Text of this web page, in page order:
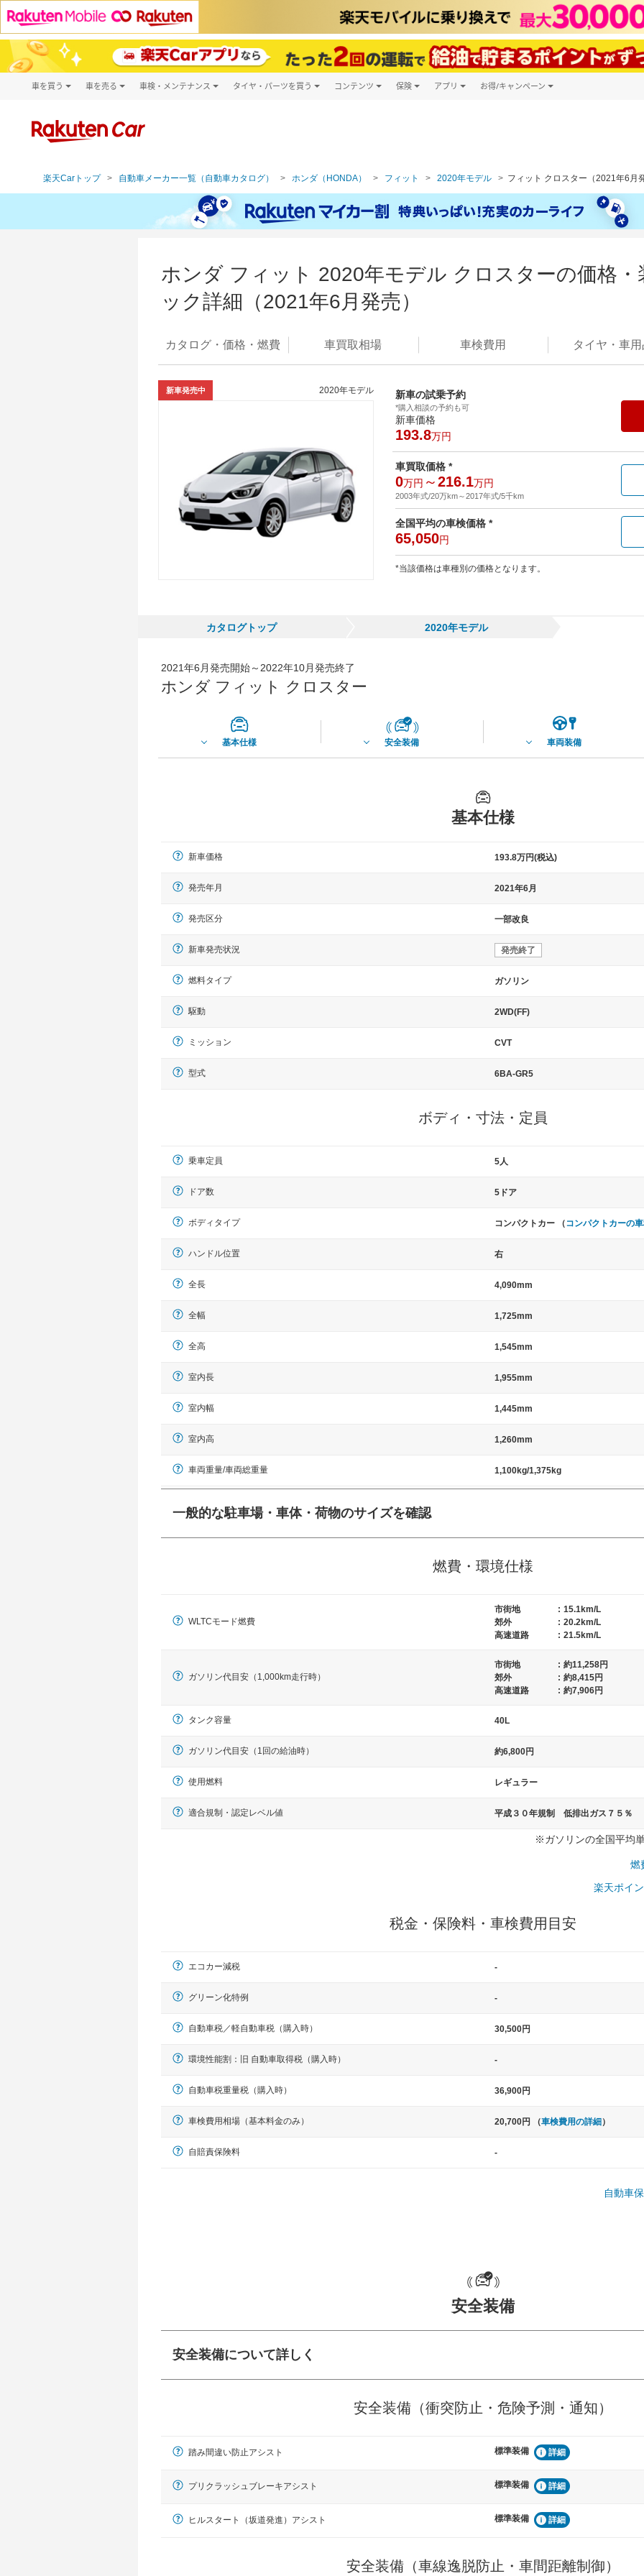
車を買う
新車
車を売る 車検・メンテナンス タイヤ・パーツを買う コンテンツ 保険 アプリ お得/キャンペーン
楽天Carトップ 自動車メーカー一覧（自動車カタログ） ホンダ（HONDA） フィット 2020年モデル フィット クロスター（2021年6月
ホンダ フィット 2020年モデル クロスターの価格・
ック詳細（2021年6月発売）
カタログ・価格・燃費 車買取相場 車検費用 タイヤ・ 車用
新車発売中 2020年モデル 新車の試乗予約
*購入相談の予約も可
新車価格
193.8万円
車買取価格 *
0万円 ～216.1万円
2003年式/20万km～2017年式/5千km
全国平均の車検価格 *
65,050円
*当該価格は車種別の価格となります。
カタログトップ 2020年モデル
2021年6月発売開始～2022年10月発売終了
ホンダ フィット クロスター
基本仕様 安全装備 車両装備
基本仕様
新車価格 193.8万円(税込)
発売年月 2021年6月
発売区分 一部改良
新車発売状況 発売終了
燃料タイプ ガソリン
駆動 2WD(FF)
ミッション CVT
型式 6BA-GR5
ボディ・寸法・定員
乗車定員 5人
ドア数 5ドア
ボディタイプ コンパクトカー （コンパクトカーの
ハンドル位置 右
全長 4,090mm
全幅 1,725mm
全高 1,545mm
室内長 1,955mm
室内幅 1,445mm
室内高 1,260mm
車両重量/車両総重量 1,100kg/1,375kg
一般的な駐車場・車体・荷物のサイズを確認
幅 5,000mmというサイズが標準値（最低値）とされる事が多いようです。
一般的な車体のサイズの目安
軽自動車
ハイエース
燃費・環境仕様
WLTCモード燃費
市街地 : 15.1km/L
郊外
: 20.2km/L
高速道路
: 21.5km/L
ガソリン代目安（1,000km走行時）
市街地 : 約11,258円
郊外
: 約8,415円
高速道路
: 約7,906円
タンク容量 40L
ガソリン代目安（1回の給油時） 約6,800円
使用燃料 レギュラー
適合規制・認定レベル値 平成３０年規制 低排出ガス７５％
※ガソリンの全国平均
燃
楽天ポイ
税金・保険料・車検費用目安
エコカー減税 -
グリーン化特例 -
自動車税／軽自動車税（購入時） 30,500円
環境性能割：旧 自動車取得税（購入時） -
自動車税重量税（購入時） 36,900円
車検費用相場（基本料金のみ） 20,700円 （車検費用の詳細 ）
自賠責保険料 -
自動車
安全装備
安全装備について詳しく
前走車や歩行者との衝突を回避するプリクラッシュブレ
ーキアシスト、ABSなどが装備されています。
見えにくい場所に潜む
テムなどが装備されて
車線逸脱防止
プアシストなどが装備されています
車間距離制御
ブ・クルーズ・コント
運転・駐車支援
衝撃軽減
ルトなどが装備されて
安全装備（衝突防止・危険予測・通知）
踏み間違い防止アシスト 標準装備 詳細
プリクラッシュブレーキアシスト 標準装備 詳細
ヒルスタート（坂道発進）アシスト 標準装備 詳細
安全装備（車線逸脱防止・車間距離制御）